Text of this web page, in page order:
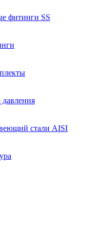
фитинги SS
давления
стали AISI